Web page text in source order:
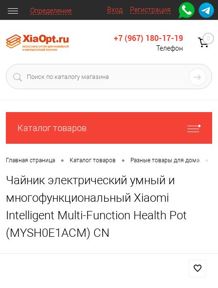
Вход Регистрация
Определение
+7 (967) 180-17-19
Телефон
0
Каталог товаров
Главная страница • Каталог товаров • Разные товары для дома •
Чайник электрический умный и
многофункциональный Xiaomi
Intelligent Multi-Function Health Pot
(MYSH0E1ACM) CN